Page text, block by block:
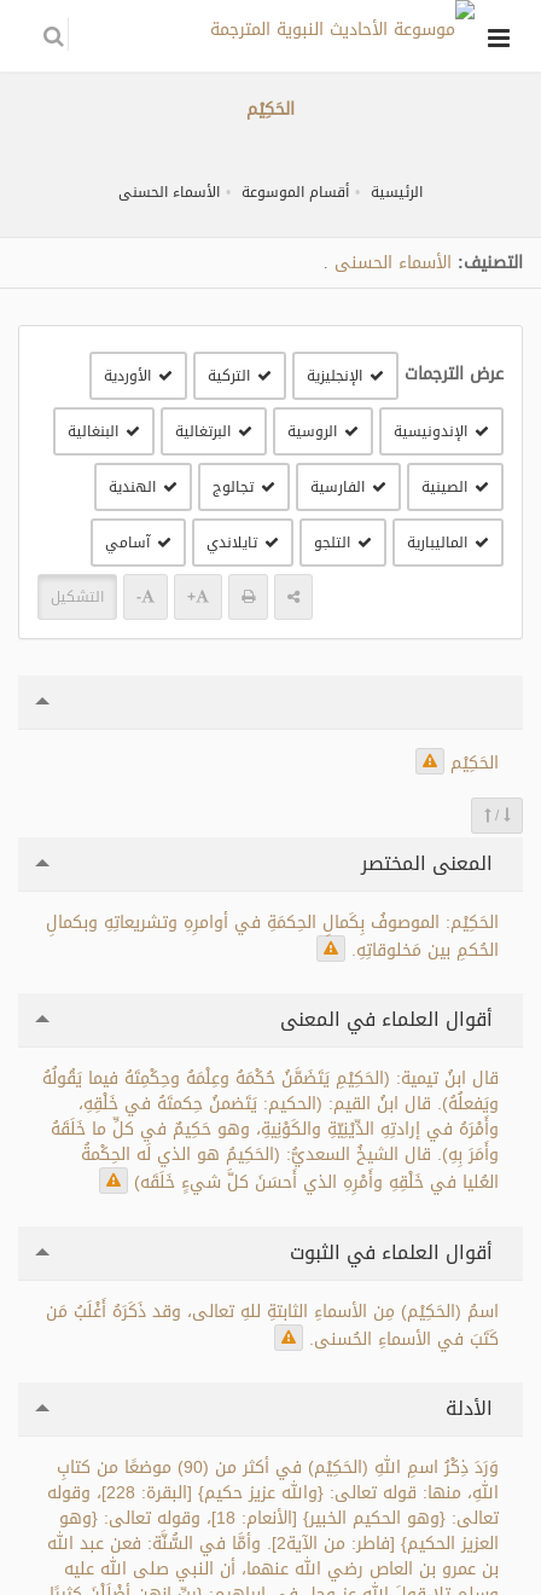
الحَكِيْم
الرئيسية أقسام الموسوعة الأسماء الحسنى
التصنيف: الأسماء الحسنى
عرض الترجمات الإنجليزية التركية الأوردية
الإندونيسية الروسية البرتغالية البنغالية
الصينية الفارسية تجالوج الهندية
الماليبارية التلجو تايلاندي آسامي
+
- التشكيل
الحَكِيْم
/
المعنى المختصر
الحَكِيْم: الموصوفُ بِكَمالِ الحِكمَةِ في أوامرِهِ وتشريعاتِهِ وبكمالِ
الحُكمِ بين مَخلوقاتِهِ.
أقوال العلماء في المعنى
قال ابنُ تيمية: (الحَكِيْمِ يَتَضَمَّنُ حُكْمَهُ وعِلْمَهُ وحِكْمِتَهُ فيما يَقُولُهُ
ويَفعلُهُ). قال ابنُ القيم: (الحكيم: يَتَضمنُ حِكمتَهُ في خَلْقِهِ،
وأَمْرَهُ في إرادتِهِ الدِّيْنِيّةِ والكَوْنِيةِ، وهو حَكِيمٌ في كلِّ ما خَلَقَهُ
وأَمَرَ بِهِ). قال الشيخُ السعديُّ: (الحَكِيمُ هو الذي لَه الحِكْمةُ
العُليا في خَلْقِهِ وأَمْرِهِ الذي أَحسَنَ كلَّ شيءٍ خَلَقَه)
أقوال العلماء في الثبوت
اسمُ (الحَكِيْم) مِن الأسماءِ الثابتةِ للهِ تعالى، وقد ذَكَرَهُ أَغْلَبُ مَن
كَتَبَ في الأسماءِ الحُسنى.
الأدلة
وَرَدَ ذِكْرُ اسمِ اللهِ (الحَكِيْم) في أكثر من (90) موضعًا من كتابِ
اللهِ، منها: قوله تعالى: {والله عزيز حكيم} [البقرة: 228]، وقوله
تعالى: {وهو الحكيم الخبير} [الأنعام: 18]، وقوله تعالى: {وهو
العزيز الحكيم} [فاطر: من الآية2]. وأمَّا في السُّنَّة: فعن عبد الله
بن عمرو بن العاص رضي الله عنهما، أن النبي صلى الله عليه